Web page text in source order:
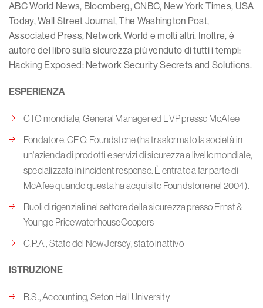
ABC World News, Bloomberg, CNBC, New York Times, USA
Today, Wall Street Journal, The Washington Post,
Associated Press, Network World e molti altri. Inoltre, è
autore del libro sulla sicurezza più venduto di tutti i tempi:
Hacking Exposed: Network Security Secrets and Solutions.
ESPERIENZA
CTO mondiale, General Manager ed EVP presso McAfee
Fondatore, CEO, Foundstone (ha trasformato la società in
un'azienda di prodotti e servizi di sicurezza a livello mondiale,
specializzata in incident response. È entrato a far parte di
McAfee quando questa ha acquisito Foundstone nel 2004).
Ruoli dirigenziali nel settore della sicurezza presso Ernst &
Young e PricewaterhouseCoopers
C.P.A., Stato del New Jersey, stato inattivo
ISTRUZIONE
B.S., Accounting, Seton Hall University